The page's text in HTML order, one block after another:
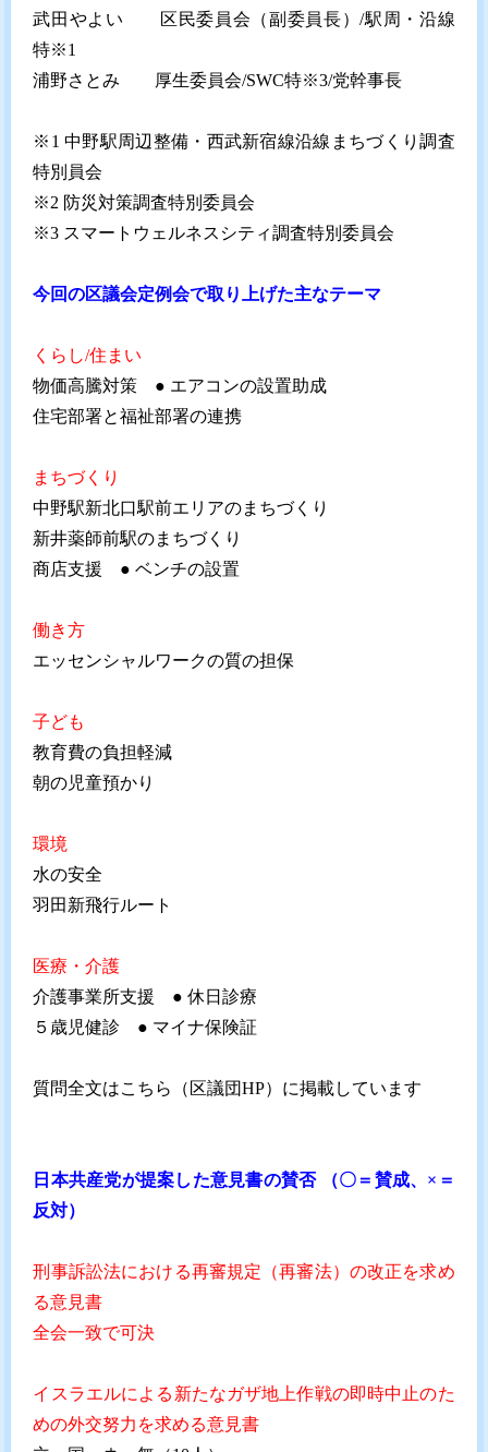
武田やよい 区民委員会（副委員長）/駅周・沿線
特※1
浦野さとみ 厚生委員会/SWC特※3/党幹事長
※1 中野駅周辺整備・西武新宿線沿線まちづくり調査
特別員会
※2 防災対策調査特別委員会
※3 スマートウェルネスシティ調査特別委員会
今回の区議会定例会で取り上げた主なテーマ
くらし/住まい
物価高騰対策 ● エアコンの設置助成
住宅部署と福祉部署の連携
まちづくり
中野駅新北口駅前エリアのまちづくり
新井薬師前駅のまちづくり
商店支援 ● ベンチの設置
働き方
エッセンシャルワークの質の担保
子ども
教育費の負担軽減
朝の児童預かり
環境
水の安全
羽田新飛行ルート
医療・介護
介護事業所支援 ● 休日診療
５歳児健診 ● マイナ保険証
質問全文はこちら （区議団HP）に掲載しています
日本共産党が提案した意見書の賛否 （〇＝賛成、×＝
反対）
刑事訴訟法における再審規定（再審法）の改正を求め
る意見書
全会一致で可決
イスラエルによる新たなガザ地上作戦の即時中止のた
めの外交努力を求める意見書